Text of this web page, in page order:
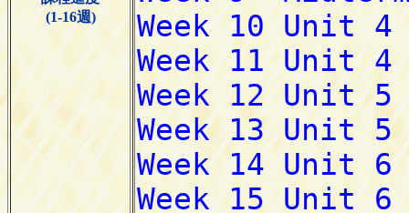
(1-16週)